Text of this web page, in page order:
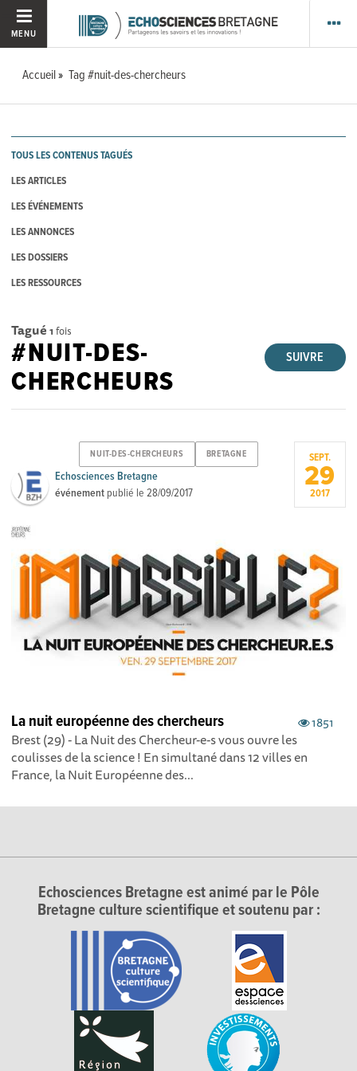
MENU
Accueil Tag #nuit-des-chercheurs
TOUS LES CONTENUS TAGUÉS
LES ARTICLES
LES ÉVÉNEMENTS
LES ANNONCES
LES DOSSIERS
LES RESSOURCES
Tagué 1 fois
SUIVRE
#NUIT-DES-
CHERCHEURS
NUIT-DES-CHERCHEURS BRETAGNE
Echosciences Bretagne
événement publié le28/09/2017
SEPT.
29
2017
1851
La nuit européenne des chercheurs
Brest (29) - La Nuit des Chercheur-e-s vous ouvre les
coulisses de la science ! En simultané dans 12 villes en
France, la Nuit Européenne des...
Echosciences Bretagne est animé par le Pôle
Bretagne culture scientifique et soutenu par :